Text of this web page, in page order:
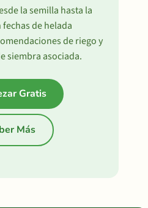
la semilla hasta la
de helada
de riego y
siembra asociada.
Gratis
Más